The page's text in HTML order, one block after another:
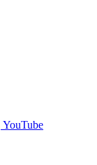
YouTube